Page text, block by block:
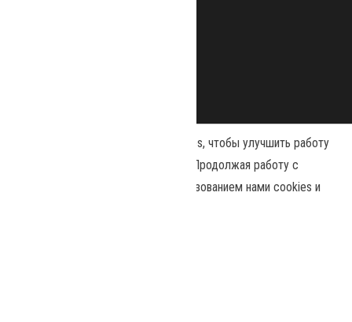
Наш сайт использует файлы cookies, чтобы улучшить работу
и повысить эффективность сайта. Продолжая работу с
сайтом, вы соглашаетесь с использованием нами cookies и